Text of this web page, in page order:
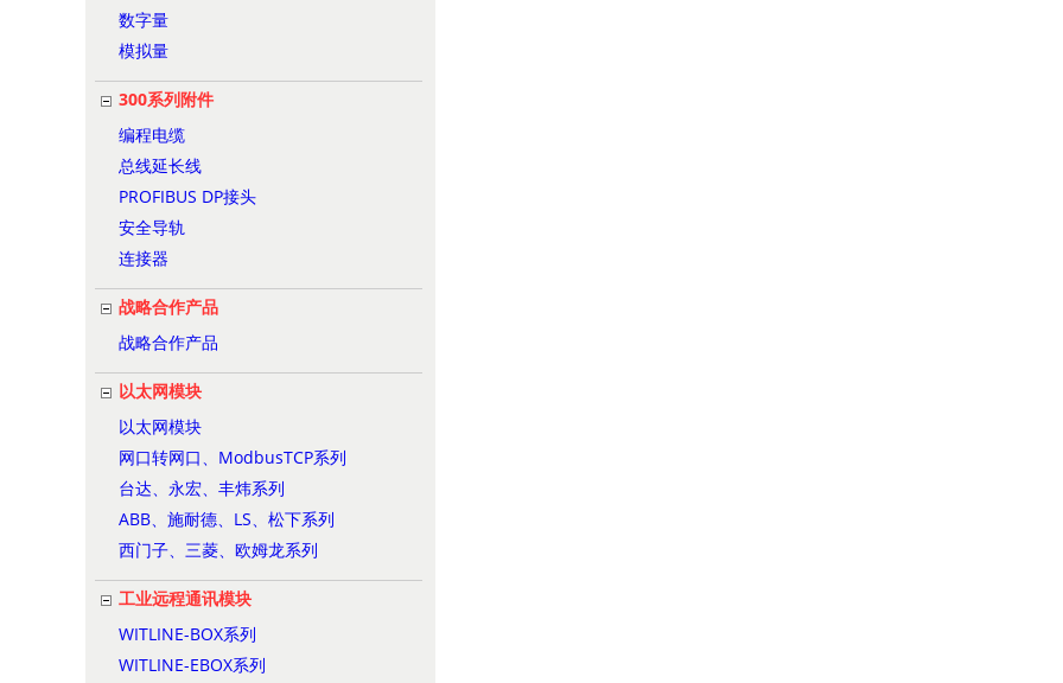
数字量
模拟量
300系列附件
编程电缆
总线延长线
PROFIBUS DP接头
安全导轨
连接器
战略合作产品
战略合作产品
以太网模块
以太网模块
网口转网口、ModbusTCP系列
台达、永宏、丰炜系列
ABB、施耐德、LS、松下系列
西门子、三菱、欧姆龙系列
工业远程通讯模块
WITLINE-BOX系列
WITLINE-EBOX系列